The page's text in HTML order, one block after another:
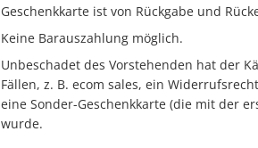
Geschenkkarte ist von Rückgabe und
Keine Barauszahlung möglich.
Unbeschadet des Vorstehenden hat der
Fällen, z. B. ecom sales, ein
eine Sonder-Geschenkkarte (die mit der
wurde.